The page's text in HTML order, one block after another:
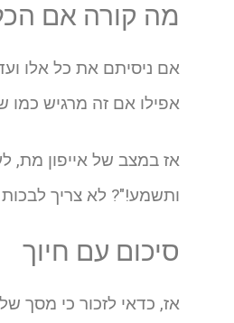
מה קורה אם
אם ניסיתם את כל אלו
אפילו אם זה מרגיש כמו
אז במצב של אייפון מת,
ותשמע!"? לא צריך
סיכום עם חיוך
אז, כדאי לזכור כי מסך